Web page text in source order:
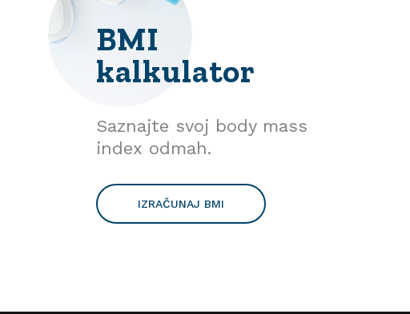
BMI
kalkulator
Saznajte svoj body mass
index odmah.
IZRAČUNAJ BMI